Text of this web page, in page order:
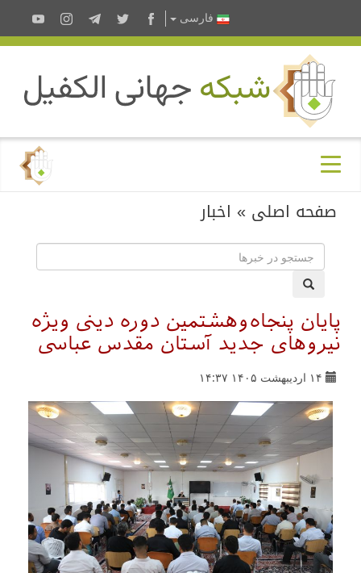
فارسى
صفحه اصلی » اخبار
پایان پنجاه‌وهشتمین دوره دینی ویژه
نیروهای جدید آستان مقدس عباسی
۱۴ اردیبهشت ۱۴۰۵ ۱۴:۳۷